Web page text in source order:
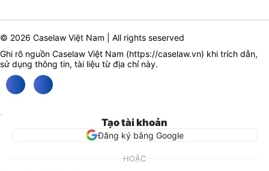
© 2026 Caselaw Việt Nam | All rights seserved
Ghi rõ nguồn Caselaw Việt Nam (https://caselaw.vn) khi trích dẫn,
sử dụng thông tin, tài liệu từ địa chỉ này.
Tạo tài khoản
Đăng ký bằng Google
HOẶC